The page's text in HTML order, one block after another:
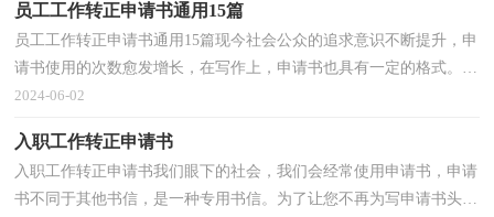
员工工作转正申请书通用15篇
员工工作转正申请书通用15篇现今社会公众的追求意识不断提升，申
请书使用的次数愈发增长，在写作上，申请书也具有一定的格式。那
么申请书应该怎么写才合适呢？下面是小编为大家收集...
2024-06-02
入职工作转正申请书
入职工作转正申请书我们眼下的社会，我们会经常使用申请书，申请
书不同于其他书信，是一种专用书信。为了让您不再为写申请书头